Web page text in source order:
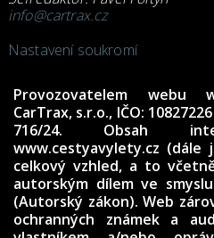
info@cartrax.cz
Nastavení soukromí
Provozovatelem webu
CarTrax, s.r.o., IČO: 10827226
716/24. Obsah
www.cestyavylety.cz (dále
celkový vzhled, a to
autorským dílem ve
(Autorský zákon). Web
ochranných známek a